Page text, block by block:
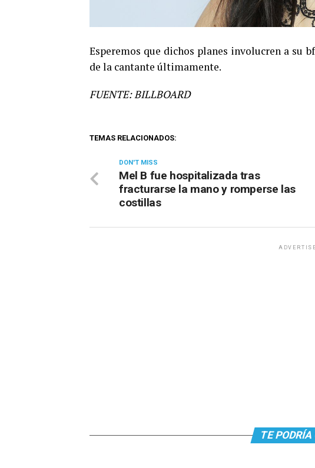
Esperemos que dichos planes involucren a su
de la cantante últimamente.
FUENTE: BILLBOARD
TEMAS RELACIONADOS:
DON'T MISS
Mel B fue hospitalizada tras
fracturarse la mano y romperse las
costillas
TE